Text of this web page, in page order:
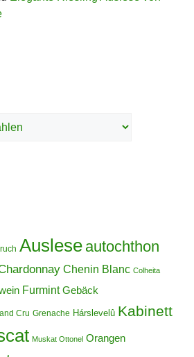
Auslese autochthon
Chenin Blanc Colheita
Furmint Gebäck
Cru Grenache Hárslevelû Kabinett
Muskat Ottonel Orangen